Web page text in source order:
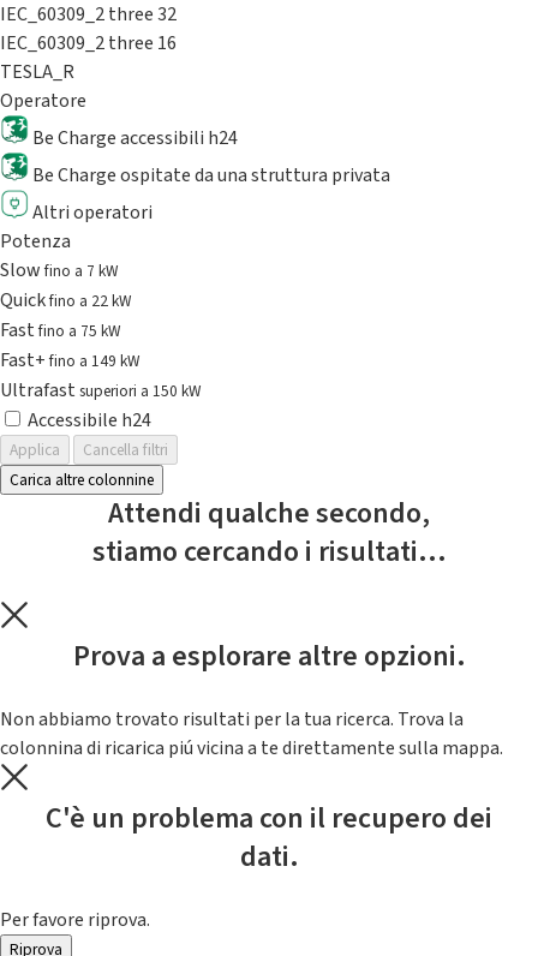
IEC_60309_2 three 32
IEC_60309_2 three 16
TESLA_R
Operatore
Be Charge accessibili h24
Be Charge ospitate da una struttura privata
Altri operatori
Potenza
Slowfino a 7 kW
Quickfino a 22 kW
Fastfino a 75 kW
Fast+fino a 149 kW
Ultrafast superiori a 150 kW
Accessibile h24
Applica
Cancella filtri
Carica altre colonnine
Attendi qualche secondo,
stiamo cercando i risultati...
Prova a esplorare altre opzioni.
Non abbiamo trovato risultati per la tua ricerca. Trova la
colonnina di ricarica piú vicina a te direttamente sulla mappa.
C'è un problema con il recupero dei
dati.
Per favore riprova.
Riprova